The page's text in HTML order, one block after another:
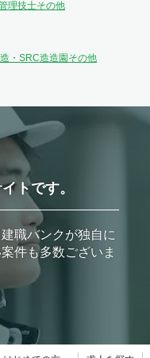
理技士その他
・SRC造造園 その他
トです。
職バンクが独自に
件も多数ございま